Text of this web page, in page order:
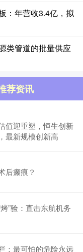
：年营收3.4亿，拟
类管道的批量供应
荐资讯
值迎重塑，恒生创新
最新规模创新高
后瘢痕？
”验：直击东航机务
：最可怕的危险永远